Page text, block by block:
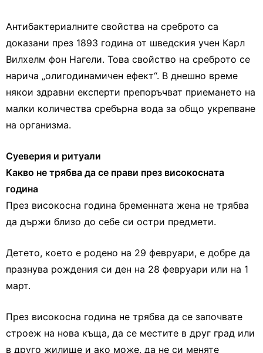
Антибактериалните свойства на среброто са
доказани през 1893 година от шведския учен Карл
Вилхелм фон Нагели. Това свойство на среброто се
нарича „олигодинамичен ефект“. В днешно време
някои здравни експерти препоръчват приемането на
малки количества сребърна вода за общо укрепване
на организма.
Суеверия и ритуали
Какво не трябва да се прави през високосната
година
През високосна година бременната жена не трябва
да държи близо до себе си остри предмети.
Детето, което е родено на 29 февруари, е добре да
празнува рождения си ден на 28 февруари или на 1
март.
През високосна година не трябва да се започвате
строеж на нова къща, да се местите в друг град или
в друго жилище и ако може, да не си меняте